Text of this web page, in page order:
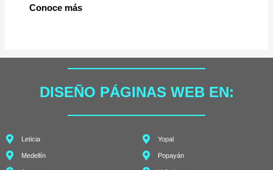
Conoce más
DISEÑO PÁGINAS WEB EN:
Leticia
Medellín
Yopal
Popayán